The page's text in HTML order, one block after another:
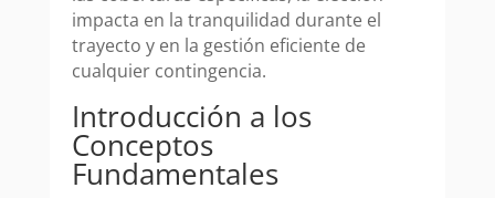
impacta en la tranquilidad durante el
trayecto y en la gestión eficiente de
cualquier contingencia.
Introducción a los
Conceptos
Fundamentales